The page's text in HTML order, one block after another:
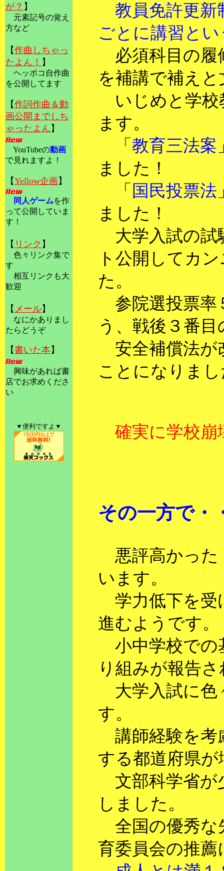
が？ 】
元素記号の覚え
方など
【作曲しちゃっ
た よん！ 】
ヘッポコ自作曲
を公開してます
【作詞作曲＆動
画公開までしち
ゃったよん 】
YouTubeの動画
で見れますよ！
【Yellow企画 】
同人ゲームを作
って公開していま
す！
【 リンク 】
色々リンク集で
す
相互リンクも大
歓迎
【 メール】
なにかありまし
た らどうぞ
【書いた本 】
興味があれば書
店でお求めくださ
い
▼便利ですよ▼
教員免許更
ごとに講習と
必須科目の履
を補講で補え
いじめと学校
ます。
「 教育三法案
ました！
「 国民投票法
ました！
大学入試の試
ト公開してカ
た。
参院選投票率
う、戦後３番
安全補償法が
ことになりま
確実に学校崩
その一方で・
悪評高かった
います。
学力低下を受
進むようです。
小中学校での
り組みが報告
大学入試に色
す。
講師経験を考
する都道府県
文部科学省が
しました。
全国の優秀な
育委員会の推